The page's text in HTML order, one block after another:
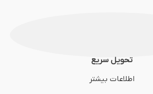
تحویل سریع
اطلاعات بیشتر